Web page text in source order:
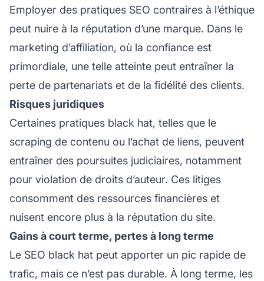
Employer des pratiques SEO contraires à l’éthique
peut nuire à la réputation d’une marque. Dans le
marketing d’affiliation, où la confiance est
primordiale, une telle atteinte peut entraîner la
perte de partenariats et de la fidélité des clients.
Risques juridiques
Certaines pratiques black hat, telles que le
scraping de contenu ou l’achat de liens, peuvent
entraîner des poursuites judiciaires, notamment
pour violation de droits d’auteur. Ces litiges
consomment des ressources financières et
nuisent encore plus à la réputation du site.
Gains à court terme, pertes à long terme
Le SEO black hat peut apporter un pic rapide de
trafic, mais ce n’est pas durable. À long terme, les